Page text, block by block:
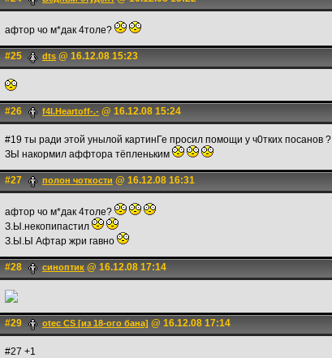
афтор чо м*дак 4толе?
#25 dts @ 16.12.08 15:23
#26 f4l.Heartoff-.- @ 16.12.08 15:24
#19 ты ради этой унылой картинГе просил помощи у ч0тких посанов ?
ЗЫ накормил аффтора тёпленьким
#27 полон чоткости @ 16.12.08 16:31
афтор чо м*дак 4толе?
З.Ы.некопипастил
З.Ы.Ы Афтар жри гавно
#28 синоптик @ 16.12.08 17:14
#29 otec CS [из 18-ого бана] @ 16.12.08 17:14
#27 +1